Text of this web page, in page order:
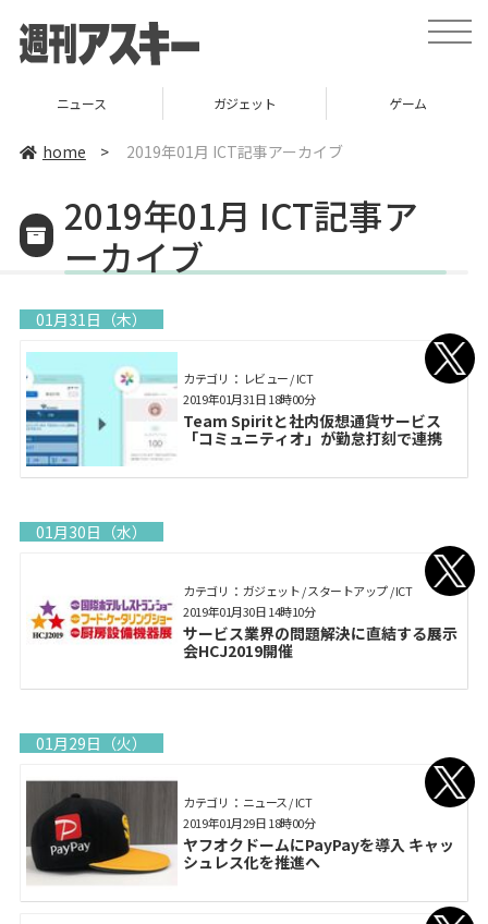
toggle
ニュース ガジェット ゲーム
home > 2019年01月 ICT記事アーカイブ
2019年01月 ICT記事ア
ーカイブ
01月31日（木）
カテゴリ： レビュー / ICT
Team Spiritと社内仮想通貨サービス
「コミュニティオ」が勤怠打刻で連携
2019年01月31日 18時00分
01月30日（水）
カテゴリ： ガジェット / スタートアップ / ICT
サービス業界の問題解決に直結する展示
会HCJ2019開催
2019年01月30日 14時10分
01月29日（火）
カテゴリ： ニュース / ICT
ヤフオクドームにPayPayを導入 キャッ
シュレス化を推進へ
2019年01月29日 18時00分